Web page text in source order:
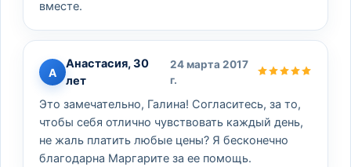
вместе.
А
Анастасия, 30
лет
24 марта 2017
г.
Это замечательно, Галина! Согласитесь, за то,
чтобы себя отлично чувствовать каждый день,
не жаль платить любые цены? Я бесконечно
благодарна Маргарите за ее помощь.